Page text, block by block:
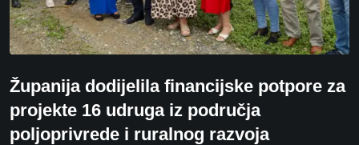
Županija dodijelila financijske potpore za
projekte 16 udruga iz područja
poljoprivrede i ruralnog razvoja